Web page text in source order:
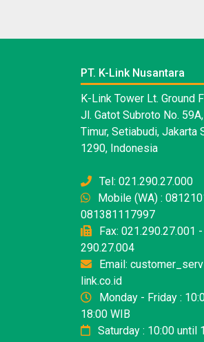
PT. K-Link Nusantara
K-Link Tower Lt. Ground
Jl. Gatot Subroto No.
Timur, Setiabudi, Jakarta
1290, Indonesia
Tel: 021.290.27.000
Mobile (WA) :
081381117997
Fax: 021.290.27.001 -
290.27.004
Email:
link.co.id
Monday - Friday :
18:00 WIB
Saturday : 10:00 until